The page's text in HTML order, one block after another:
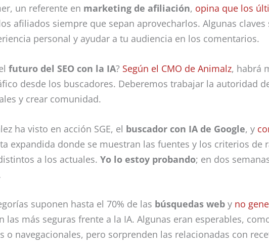
un referente en marketing de afiliación, opina que los
afiliados siempre que sepan aprovecharlos. Algunas
personal y ayudar a tu audiencia en los comentarios.
futuro del SEO con la IA? Según el CMO de Animalz, habrá
desde los buscadores. Deberemos trabajar la autoridad
y crear comunidad.
ha visto en acción SGE, el buscador con IA de Google, y
expandida donde se muestran las fuentes y los criterios de
a los actuales. Yo lo estoy probando; en dos
suponen hasta el 70% de las búsquedas web y no
las más seguras frente a la IA. Algunas eran esperables,
o navegacionales, pero sorprenden las relacionadas con